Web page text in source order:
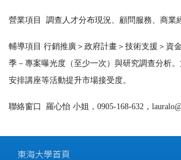
營業項目 調查人才分布現況、顧問服務、商業
輔導項目 行銷推廣＞政府計畫＞技術支援＞資
季－專案曝光度（至少一次）與研究調查分析
安排講座等活動提升市場接受度。
聯絡窗口 羅心怡 小姐，0905-168-632，
東海大學首頁